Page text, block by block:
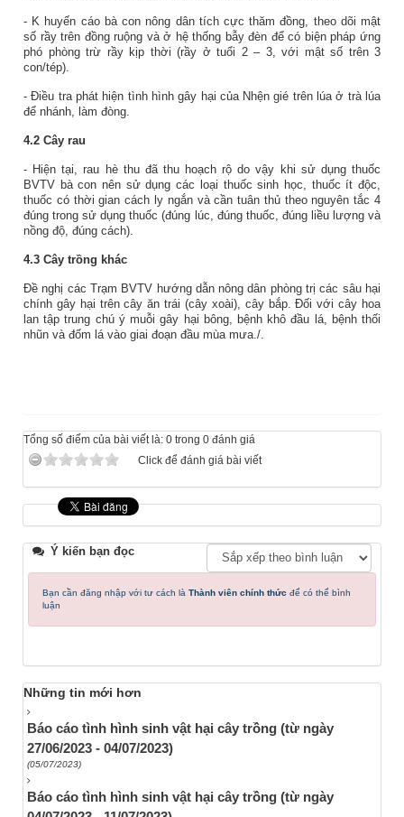
- K huyến cáo bà con nông dân tích cực thăm đồng, theo dõi mật
số rầy trên đồng ruộng và ở hệ thống bẫy đèn để có biện pháp ứng
phó phòng trừ rầy kịp thời (rầy ở tuổi 2 – 3, với mật số trên 3
con/tép).
- Điều tra phát hiện tình hình gây hại của Nhện gié trên lúa ở trà lúa
để nhánh, làm đòng.
4.2 Cây rau
- Hiện tại, rau hè thu đã thu hoạch rộ do vậy khi sử dụng thuốc
BVTV bà con nên sử dụng các loại thuốc sinh học, thuốc ít độc,
thuốc có thời gian cách ly ngắn và cần tuân thủ theo nguyên tắc 4
đúng trong sử dụng thuốc (đúng lúc, đúng thuốc, đúng liều lượng và
nồng độ, đúng cách).
4.3 Cây trồng khác
Đề nghị các Trạm BVTV hướng dẫn nông dân phòng trị các sâu hại
chính gây hại trên cây ăn trái (cây xoài), cây bắp. Đối với cây hoa
lan tập trung chú ý muỗi gây hại bông, bệnh khô đầu lá, bệnh thối
nhũn và đốm lá vào giai đoạn đầu mùa mưa./.
Tổng số điểm của bài viết là: 0 trong 0 đánh giá
Click để đánh giá bài viết
Ý kiến bạn đọc
Bạn cần đăng nhập với tư cách là Thành viên chính thức để có thể bình
luận
Những tin mới hơn
Báo cáo tình hình sinh vật hại cây trồng (từ ngày
27/06/2023 - 04/07/2023)
(05/07/2023)
Báo cáo tình hình sinh vật hại cây trồng (từ ngày